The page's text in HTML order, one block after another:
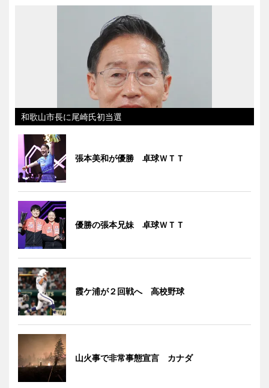
和歌山市長に尾崎氏初当選
張本美和が優勝 卓球ＷＴＴ
優勝の張本兄妹 卓球ＷＴＴ
霞ケ浦が２回戦へ 高校野球
山火事で非常事態宣言 カナダ